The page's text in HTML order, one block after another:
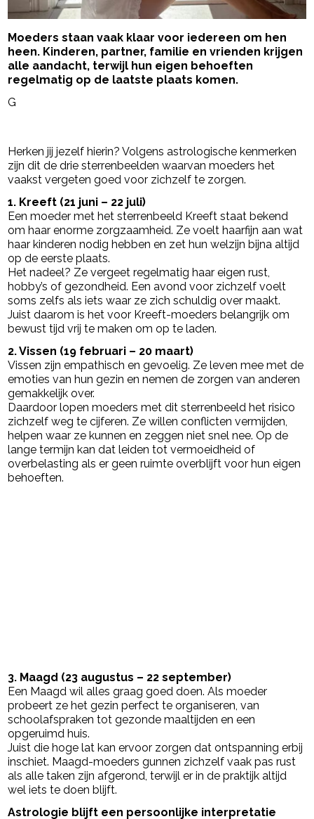
Moeders staan vaak klaar voor iedereen om hen
heen. Kinderen, partner, familie en vrienden krijgen
alle aandacht, terwijl hun eigen behoeften
regelmatig op de laatste plaats komen.
G
Herken jij jezelf hierin? Volgens astrologische kenmerken
zijn dit de drie sterrenbeelden waarvan moeders het
vaakst vergeten goed voor zichzelf te zorgen.
1. Kreeft (21 juni – 22 juli)
Een moeder met het sterrenbeeld Kreeft staat bekend
om haar enorme zorgzaamheid. Ze voelt haarfijn aan wat
haar kinderen nodig hebben en zet hun welzijn bijna altijd
op de eerste plaats.
Het nadeel? Ze vergeet regelmatig haar eigen rust,
hobby’s of gezondheid. Een avond voor zichzelf voelt
soms zelfs als iets waar ze zich schuldig over maakt.
Juist daarom is het voor Kreeft-moeders belangrijk om
bewust tijd vrij te maken om op te laden.
2. Vissen (19 februari – 20 maart)
Vissen zijn empathisch en gevoelig. Ze leven mee met de
emoties van hun gezin en nemen de zorgen van anderen
gemakkelijk over.
Daardoor lopen moeders met dit sterrenbeeld het risico
zichzelf weg te cijferen. Ze willen conflicten vermijden,
helpen waar ze kunnen en zeggen niet snel nee. Op de
lange termijn kan dat leiden tot vermoeidheid of
overbelasting als er geen ruimte overblijft voor hun eigen
behoeften.
3. Maagd (23 augustus – 22 september)
Een Maagd wil alles graag goed doen. Als moeder
probeert ze het gezin perfect te organiseren, van
schoolafspraken tot gezonde maaltijden en een
opgeruimd huis.
Juist die hoge lat kan ervoor zorgen dat ontspanning erbij
inschiet. Maagd-moeders gunnen zichzelf vaak pas rust
als alle taken zijn afgerond, terwijl er in de praktijk altijd
wel iets te doen blijft.
Astrologie blijft een persoonlijke interpretatie